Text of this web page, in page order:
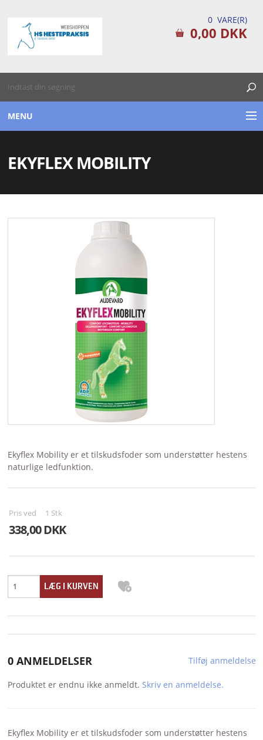
0 VARE(R)
0,00 DKK
MENU
EKYFLEX MOBILITY
Ekyflex Mobility er et tilskudsfoder som understøtter hestens
naturlige ledfunktion.
Pris ved 1 Stk
338,00 DKK
0 ANMELDELSER Tilføj anmeldelse
Produktet er endnu ikke anmeldt. Skriv en anmeldelse.
Ekyflex Mobility er et tilskudsfoder som understøtter hestens